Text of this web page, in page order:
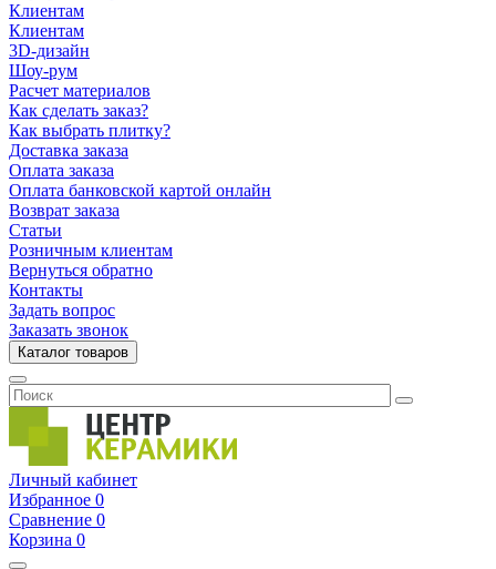
Клиентам
Клиентам
3D-дизайн
Шоу-рум
Расчет материалов
Как сделать заказ?
Как выбрать плитку?
Доставка заказа
Оплата заказа
Оплата банковской картой онлайн
Возврат заказа
Статьи
Розничным клиентам
Вернуться обратно
Контакты
Задать вопрос
Заказать звонок
Каталог товаров
Личный кабинет
Избранное 0
Сравнение 0
Корзина 0